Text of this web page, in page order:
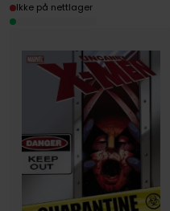
Ikke på nettlager